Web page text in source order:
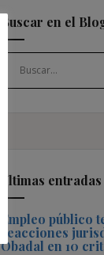
Buscar en el
Últimas entradas
Empleo público
reacciones
Obadal en 10